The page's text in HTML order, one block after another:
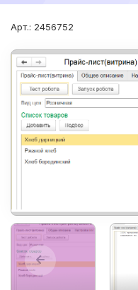
Арт.: 2456752